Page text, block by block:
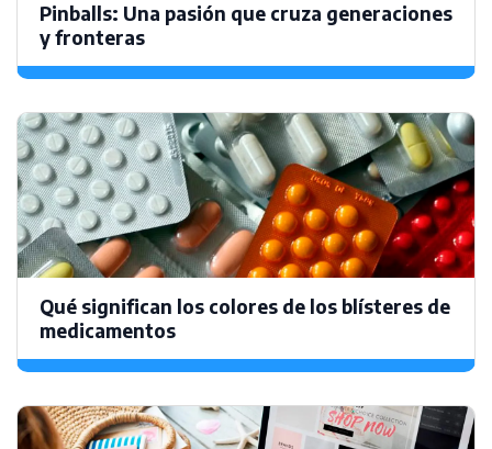
Pinballs: Una pasión que cruza generaciones
y fronteras
Qué significan los colores de los blísteres de
medicamentos